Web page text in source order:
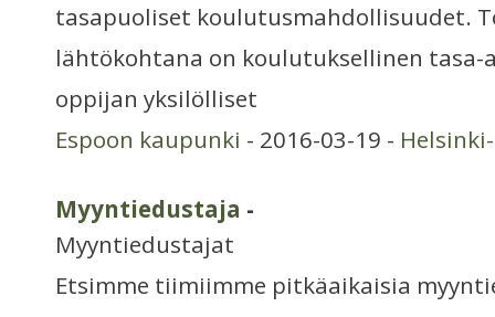
tasapuoliset koulutusmahdollisuudet.
lähtökohtana on koulutuksellinen tasa-
oppijan yksilölliset
Espoon kaupunki - 2016-03-19 -
Myyntiedustaja -
Myyntiedustajat
Etsimme tiimiimme pitkäaikaisia